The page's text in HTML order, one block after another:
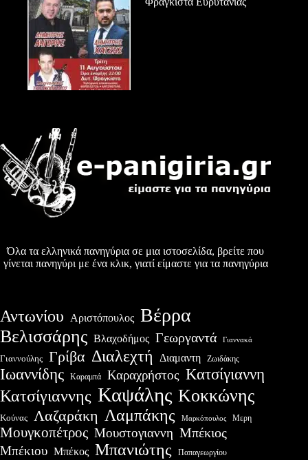
Όλα τα ελληνικά πανηγύρια σε μια ιστοσελίδα, βρείτε που
γίνεται πανηγύρι με ένα κλικ, γιατί είμαστε για τα πανηγύρια
Αντωνίου Αριστόπουλος Βέρρα
Βελισσάρης Βλαχοδήμος Γεωργαντά Γιαννακά
Γιαννούλης Γρίβα Διαλεχτή Διαμαντη Ζωιδάκης
Ιωαννίδης Καραμπά Καραχρήστος Κατσίγιαννη
Κατσίγιαννης Καψάλης Κοκκώνης
Κούνας Λαζαράκη Λαμπάκης Μαρκόπουλος Μερη
Μουγκοπέτρος Μουστογιαννη Μπέκιος
Μπέκιου Μπέκος Μπανιώτης Παπαγεωργίου